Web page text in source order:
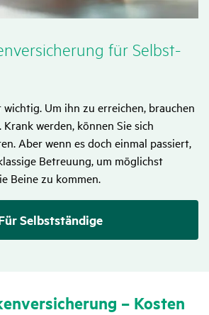
für Selbst­
Um ihn zu erreichen, brauchen
werden, können Sie sich
Aber wenn es doch einmal passiert,
Betreuung, um möglichst
Beine zu kommen.
Selbstständige
– Kosten